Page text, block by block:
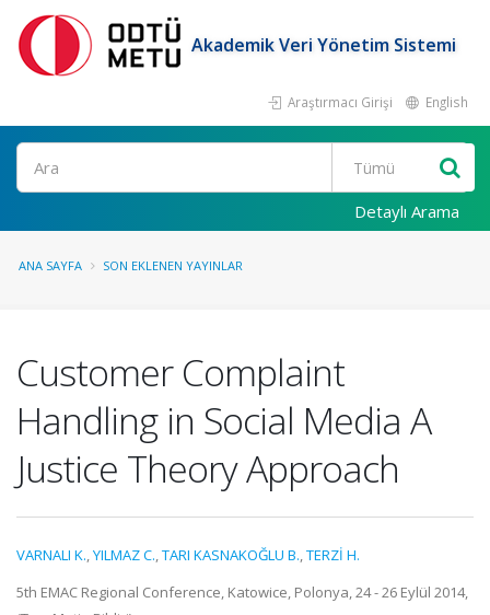
Akademik Veri Yönetim Sistemi
Araştırmacı Girişi English
Ara
Detaylı Arama
ANA SAYFA SON EKLENEN YAYINLAR
Customer Complaint
Handling in Social Media A
Justice Theory Approach
VARNALI K.,YILMAZ C.,TARI KASNAKOĞLU B.,TERZİ H.
5th EMAC Regional Conference, Katowice, Polonya, 24 - 26 Eylül 2014,